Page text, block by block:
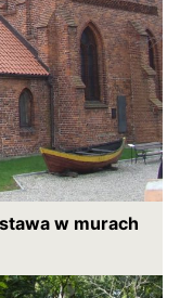
w murach